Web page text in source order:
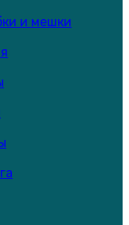
и мешки